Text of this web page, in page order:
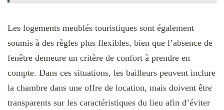
Les logements meublés touristiques sont également
soumis à des règles plus flexibles, bien que l’absence de
fenêtre demeure un critère de confort à prendre en
compte. Dans ces situations, les bailleurs peuvent inclure
la chambre dans une offre de location, mais doivent être
transparents sur les caractéristiques du lieu afin d’éviter